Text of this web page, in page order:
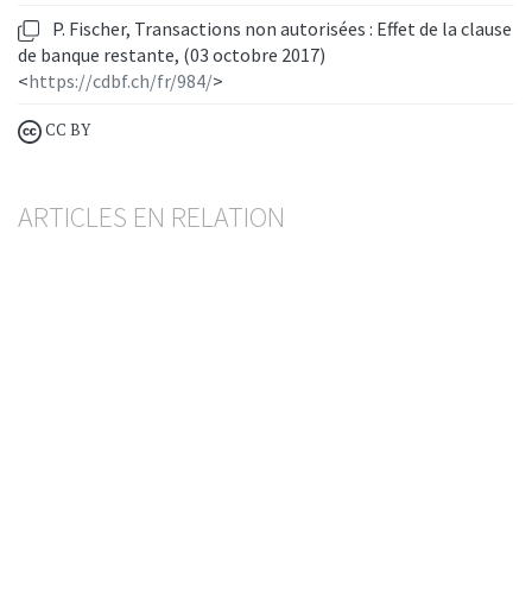
P. Fischer, Transactions non autorisées : Effet de la clause
de banque restante, (03 octobre 2017)
<https://cdbf.ch/fr/984/>
CC BY
ARTICLES EN RELATION